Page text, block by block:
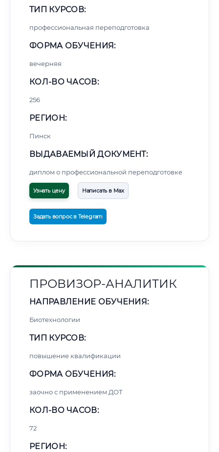
ТИП КУРСОВ:
профессиональная переподготовка
ФОРМА ОБУЧЕНИЯ:
вечерняя
КОЛ-ВО ЧАСОВ:
256
РЕГИОН:
Пинск
ВЫДАВАЕМЫЙ ДОКУМЕНТ:
диплом о профессиональной переподготовке
Узнать цену Написать в Max
Задать вопрос в Telegram
ПРОВИЗОР-АНАЛИТИК
НАПРАВЛЕНИЕ ОБУЧЕНИЯ:
Биотехнологии
ТИП КУРСОВ:
повышение квалификации
ФОРМА ОБУЧЕНИЯ:
заочно с применением ДОТ
КОЛ-ВО ЧАСОВ:
72
РЕГИОН: